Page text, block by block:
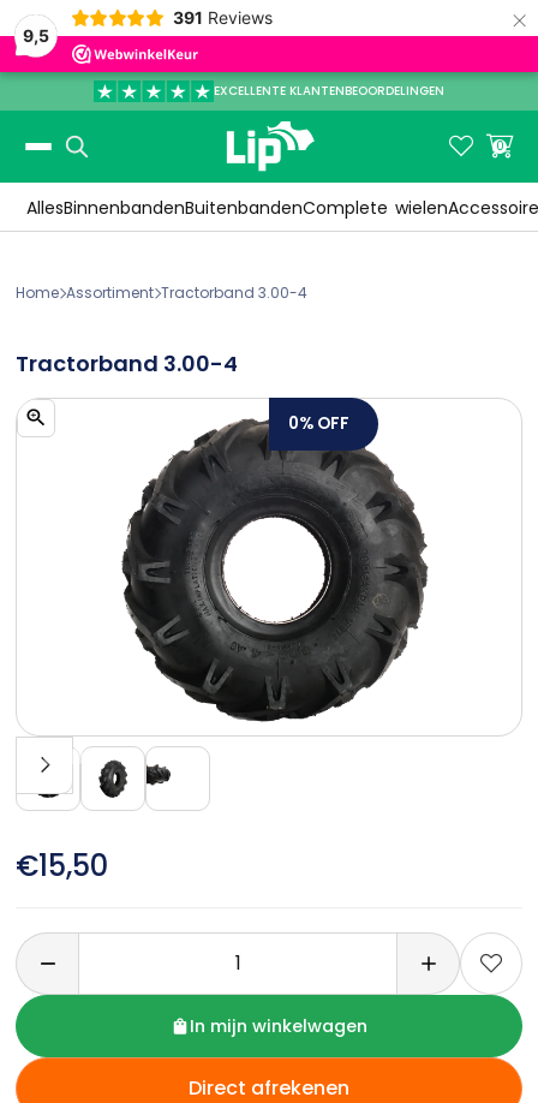
9,5
391 Reviews ×
EXCELLENTE KLANTENBEOORDELINGEN
Slide 3 of 3.
 
0
AllesBinnenbandenBuitenbandenComplete wielen
HomeAssortimentTractorband 3.00-4
Tractorband 3.00-4
0% OFF
€15,50

In mijn winkelwagen
Direct afrekenen